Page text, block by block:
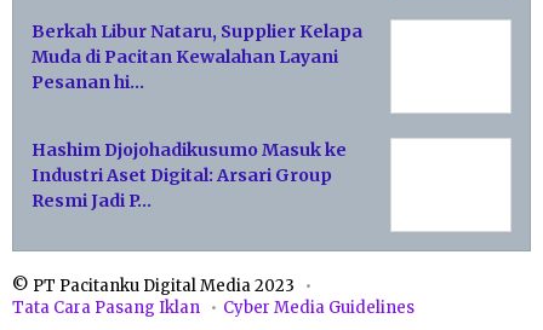
Berkah Libur Nataru, Supplier Kelapa
Muda di Pacitan Kewalahan Layani
Pesanan hi…
Hashim Djojohadikusumo Masuk ke
Industri Aset Digital: Arsari Group
Resmi Jadi P…
© PT Pacitanku Digital Media 2023
Tata Cara Pasang Iklan
Cyber Media Guidelines